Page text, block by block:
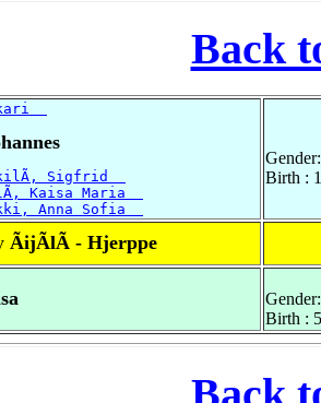
Back
Sigfrid
Kaisa Maria
Anna Sofia
Birth :
ÃijÃlÃ - Hjerppe
Birth :
Back